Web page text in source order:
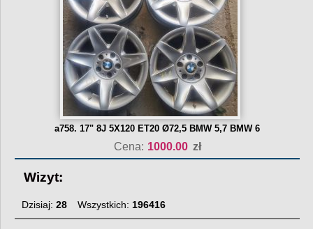
a758. 17" 8J 5X120 ET20 Ø72,5 BMW 5,7 BMW 6
Cena: 1000.00 zł
Wizyt:
Dzisiaj: 28 Wszystkich: 196416